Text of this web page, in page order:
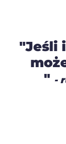
"Jeśli
" -